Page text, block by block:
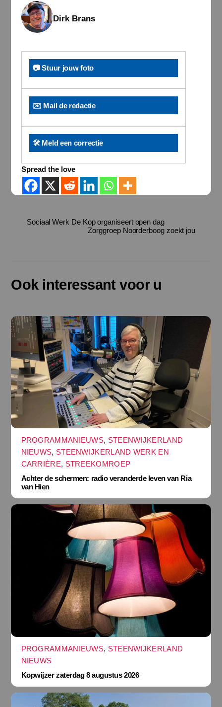
Dirk Brans
📷 Stuur jouw foto
✉️ Mail de redactie
🛠️ Meld een correctie
Spread the love
Sociaal Werk De Kop organiseert open dag
Zorggroep Noorderboog zoekt jou
Ook interessant voor u
PROGRAMMANIEUWS, STEENWIJKERLAND
NIEUWS, STEENWIJKERLAND WERK EN
CARRIÈRE, STREEKOMROEP
Achter de schermen: radio veranderde leven van Ria
van Hien
PROGRAMMANIEUWS, STEENWIJKERLAND
NIEUWS
Kopwijzer zaterdag 8 augustus 2026